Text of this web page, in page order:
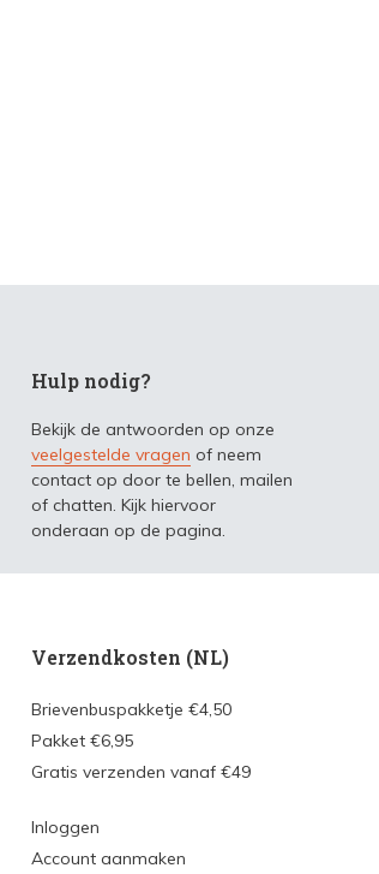
Hulp nodig?
Bekijk de antwoorden op onze
veelgestelde vragen of neem
contact op door te bellen, mailen
of chatten. Kijk hiervoor
onderaan op de pagina.
Verzendkosten (NL)
Brievenbuspakketje €4,50
Pakket €6,95
Gratis verzenden vanaf €49
Inloggen
Account aanmaken